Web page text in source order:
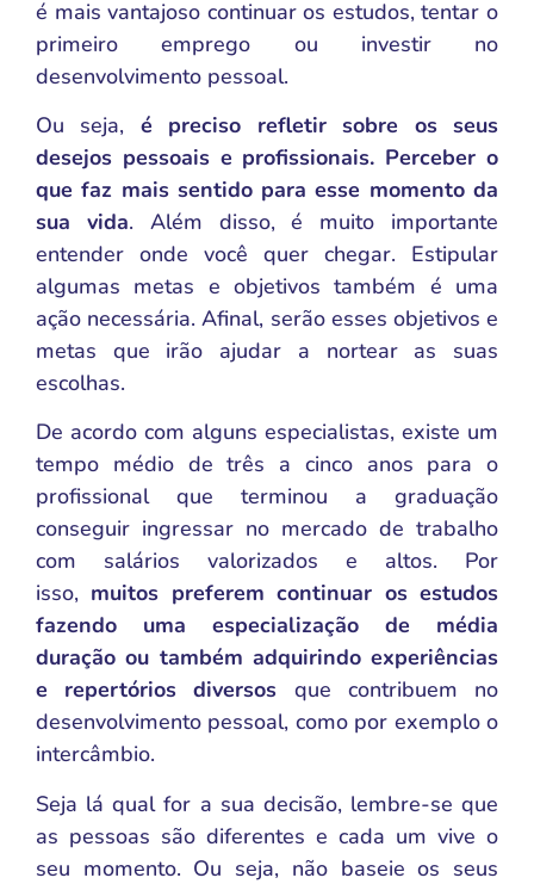
é mais vantajoso continuar os estudos, tentar o
primeiro emprego ou investir no
desenvolvimento pessoal.
Ou seja, é preciso refletir sobre os seus
desejos pessoais e profissionais. Perceber o
que faz mais sentido para esse momento da
sua vida. Além disso, é muito importante
entender onde você quer chegar. Estipular
algumas metas e objetivos também é uma
ação necessária. Afinal, serão esses objetivos e
metas que irão ajudar a nortear as suas
escolhas.
De acordo com alguns especialistas, existe um
tempo médio de três a cinco anos para o
profissional que terminou a graduação
conseguir ingressar no mercado de trabalho
com salários valorizados e altos. Por
isso, muitos preferem continuar os estudos
fazendo uma especialização de média
duração ou também adquirindo experiências
e repertórios diversos que contribuem no
desenvolvimento pessoal, como por exemplo o
intercâmbio.
Seja lá qual for a sua decisão, lembre-se que
as pessoas são diferentes e cada um vive o
seu momento. Ou seja, não baseie os seus